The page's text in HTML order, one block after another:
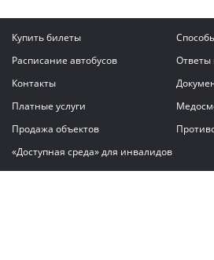
Купить билеты
Расписание автобусов
Ответы
Контакты
Платные услуги
Продажа объектов
«Доступная среда» для инвалидов